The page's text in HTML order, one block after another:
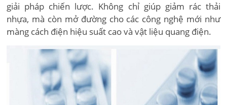
giải pháp chiến lược. Không chỉ giúp giảm rác thải
nhựa, mà còn mở đường cho các công nghệ mới như
màng cách điện hiệu suất cao và vật liệu quang điện.